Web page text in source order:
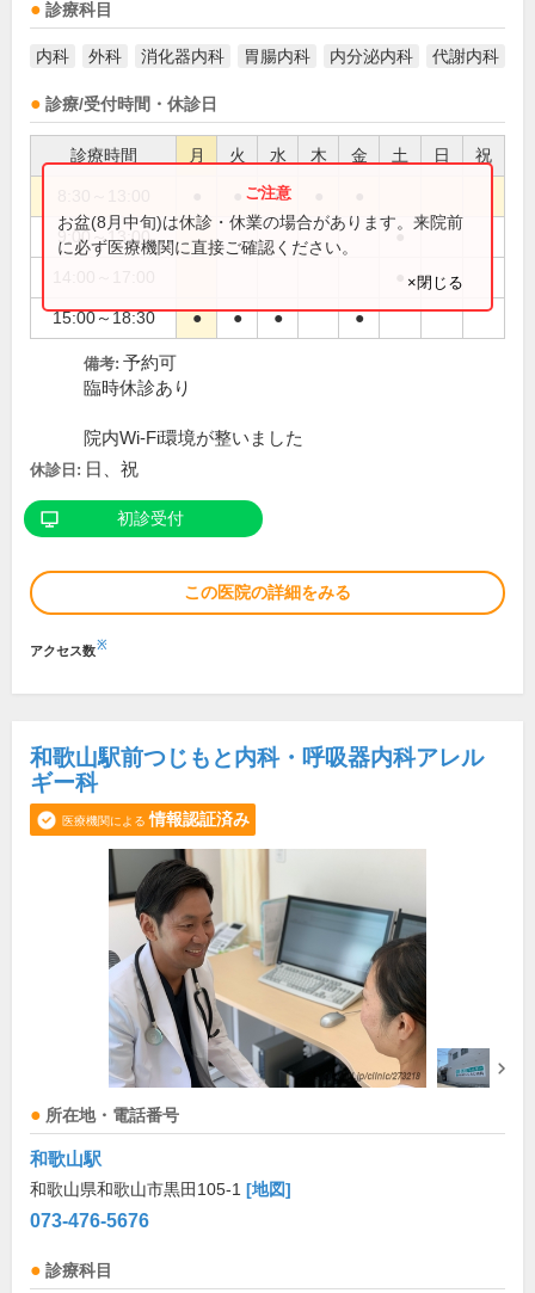
診療科目
内科 外科 消化器内科 胃腸内科 内分泌内科 代謝内科
診療/受付時間・休診日
診療時間 月 火 水 木 金 土 日 祝
●
9:00～13:00 ●
15:00～18:30 ● ● ● ●
お盆(8月中旬)は休診・休業の場合があります。来院前
に必ず医療機関に直接ご確認ください。
×閉じる
備考: 予約可
臨時休診あり
院内Wi-Fi環境が整いました
休診日: 日、祝
初診受付
この医院の詳細をみる
アクセス数※
和歌山駅前つじもと内科・呼吸器内科アレル
ギー科
医療機関による 情報認証済み
所在地・電話番号
和歌山駅
和歌山県和歌山市黒田105-1 [地図]
073-476-5676
診療科目